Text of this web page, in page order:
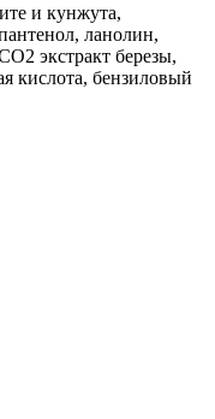
и кунжута,
ланолин,
экстракт березы,
кислота, бензиловый